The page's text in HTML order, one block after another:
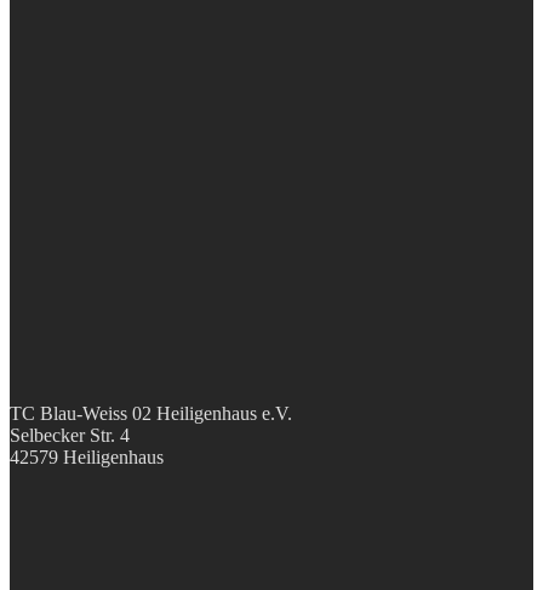
TC Blau-Weiss 02 Heiligenhaus e.V.
Selbecker Str. 4
42579 Heiligenhaus